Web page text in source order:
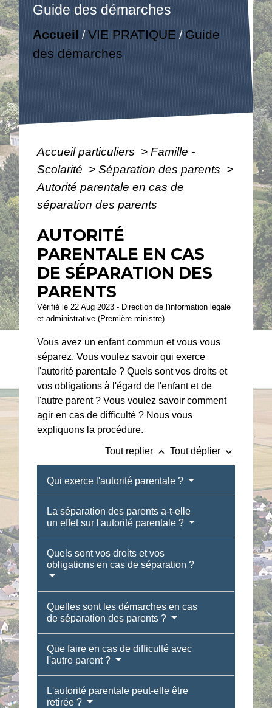
Guide des démarches
Accueil /VIE PRATIQUE / Guide
des démarches
Accueil particuliers > Famille -
Scolarité > Séparation des parents >
Autorité parentale en cas de
séparation des parents
AUTORITÉ
PARENTALE EN CAS
DE SÉPARATION DES
PARENTS
Vérifié le 22 Aug 2023 - Direction de l'information légale
et administrative (Première ministre)
Vous avez un enfant commun et vous vous
séparez. Vous voulez savoir qui exerce
l'autorité parentale ? Quels sont vos droits et
vos obligations à l'égard de l'enfant et de
l'autre parent ? Vous voulez savoir comment
agir en cas de difficulté ? Nous vous
expliquons la procédure.
Tout replier keyboard_arrow_up Tout déplier keyboard_arrow_down
Qui exerce l'autorité parentale ?
La séparation des parents a-t-elle
un effet sur l'autorité parentale ?
Quels sont vos droits et vos
obligations en cas de séparation ?
Quelles sont les démarches en cas
de séparation des parents ?
Que faire en cas de difficulté avec
l'autre parent ?
L'autorité parentale peut-elle être
retirée ?